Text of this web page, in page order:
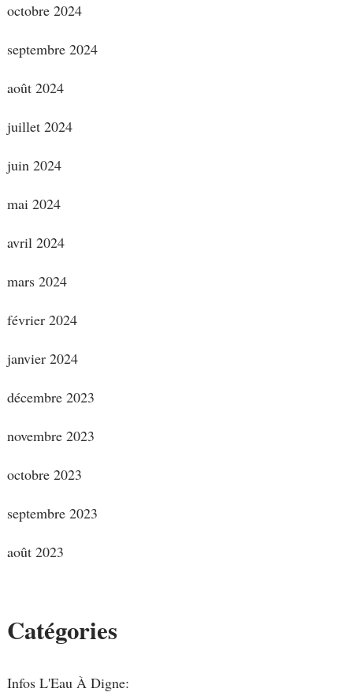
octobre 2024
septembre 2024
août 2024
juillet 2024
juin 2024
mai 2024
avril 2024
mars 2024
février 2024
janvier 2024
décembre 2023
novembre 2023
octobre 2023
septembre 2023
août 2023
Catégories
Infos L'Eau À Digne: